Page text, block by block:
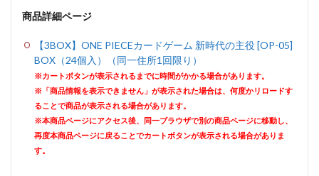
商品詳細ページ
【3BOX】ONE PIECEカードゲーム 新時代の主役 [OP-05]
BOX（24個入）（同一住所1回限り）
※カートボタンが表示されるまでに時間がかかる場合があります。
※「商品情報を表示できません」が表示された場合は、何度かリロードす
ることで商品が表示される場合があります。
※本商品ページにアクセス後、同一ブラウザで別の商品ページに移動し、
再度本商品ページに戻ることでカートボタンが表示される場合がありま
す。